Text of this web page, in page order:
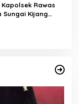
Rawas
Sungai Kijang
Sumsel